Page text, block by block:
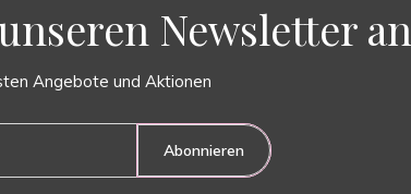
Newsletter an
Angebote und Aktionen
Abonnieren